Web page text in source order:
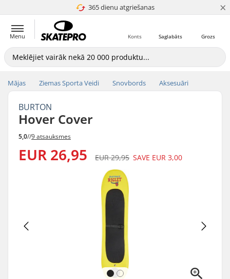
365 dienu atgriešanas
4.8 no 5 ×
Menu Grozs
Saglabāts
Konts
Mājas Ziemas Sporta Veidi Snovbords Aksesuāri
BURTON
Hover Cover
5,0//9 atsauksmes
EUR 26,95 EUR 29,95 SAVE EUR 3,00